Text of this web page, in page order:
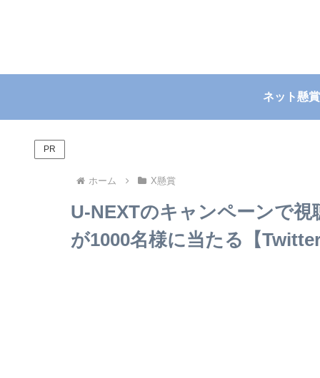
ネット懸賞
PR
ホーム X懸賞
U-NEXTのキャンペーンで
が1000名様に当たる【